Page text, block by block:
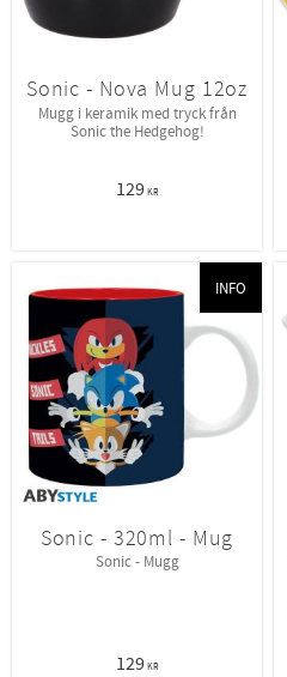
Sonic - Nova Mug 12oz
Mugg i keramik med tryck från
Sonic the Hedgehog!
129KR
Sonic - 320ml - Mug
Sonic - Mugg
129KR
INFO